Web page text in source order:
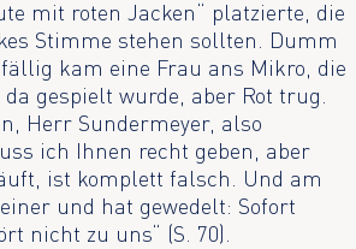
mit roten Jacken“ platzierte, die
Stimme stehen sollten. Dumm
kam eine Frau ans Mikro, die
gespielt wurde, aber Rot trug.
Herr Sundermeyer, also
ich Ihnen recht geben, aber
ist komplett falsch. Und am
und hat gewedelt: Sofort
nicht zu uns“ (S. 70).